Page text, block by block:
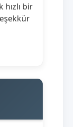
hızlı bir